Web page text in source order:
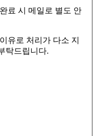
료 시 메일로 별도 안
유로 처리가 다소 지
탁드립니다.